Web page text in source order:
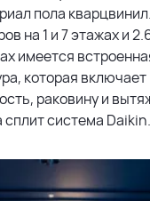
пола
на 1 и 7 этажах и
имеется
которая
раковину и
сплит система Daikin.